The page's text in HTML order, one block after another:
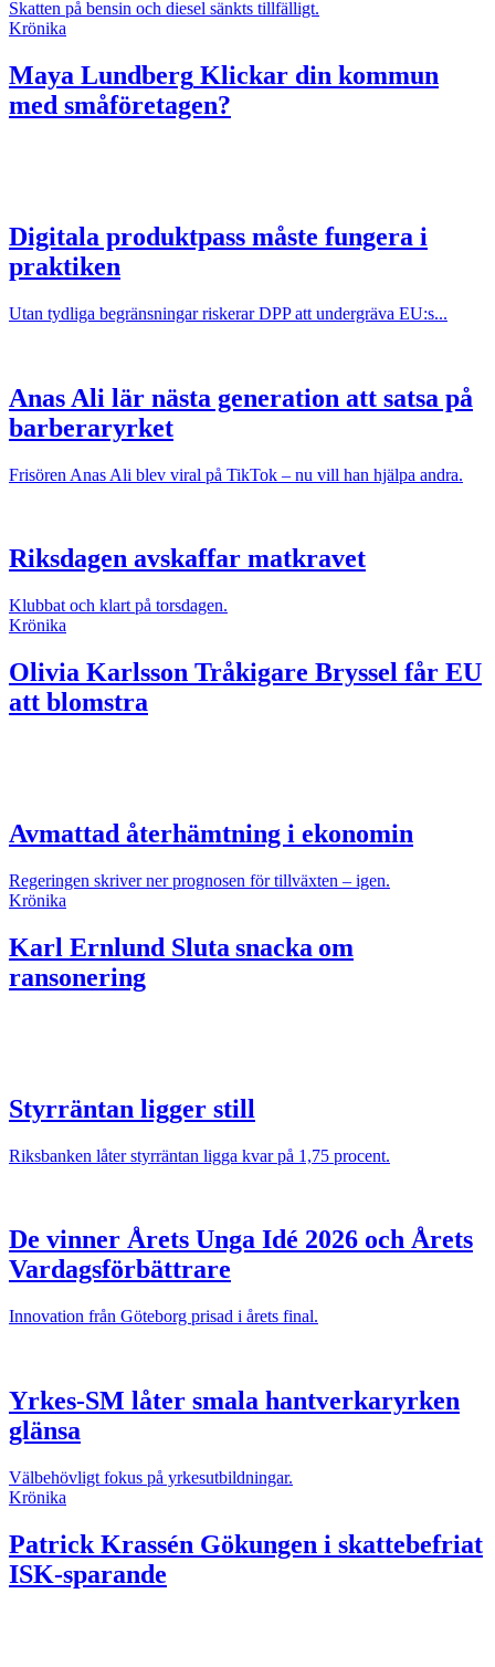
Skatten på bensin och diesel sänkts tillfälligt.
Krönika
Maya Lundberg Klickar din kommun
med småföretagen?
Digitala produktpass måste fungera i
praktiken
Utan tydliga begränsningar riskerar DPP att undergräva EU:s...
Anas Ali lär nästa generation att satsa på
barberaryrket
Frisören Anas Ali blev viral på TikTok – nu vill han hjälpa andra.
Riksdagen avskaffar matkravet
Klubbat och klart på torsdagen.
Krönika
Olivia Karlsson Tråkigare Bryssel får EU
att blomstra
Avmattad återhämtning i ekonomin
Regeringen skriver ner prognosen för tillväxten – igen.
Krönika
Karl Ernlund Sluta snacka om
ransonering
Styrräntan ligger still
Riksbanken låter styrräntan ligga kvar på 1,75 procent.
De vinner Årets Unga Idé 2026 och Årets
Vardagsförbättrare
Innovation från Göteborg prisad i årets final.
Yrkes-SM låter smala hantverkaryrken
glänsa
Välbehövligt fokus på yrkesutbildningar.
Krönika
Patrick Krassén Gökungen i skattebefriat
ISK-sparande